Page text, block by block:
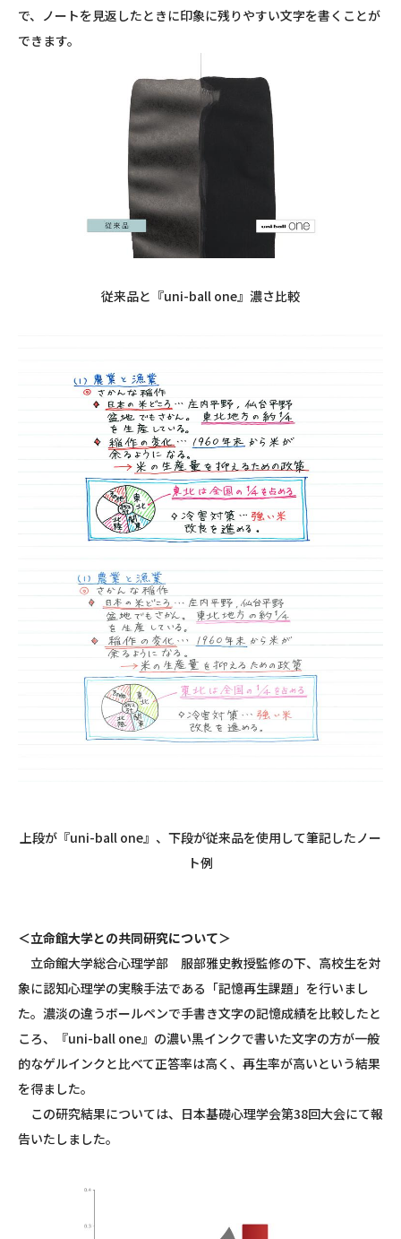
で、ノートを見返したときに印象に残りやすい文字を書くことが
できます。
従来品と『uni-ball one』濃さ比較
上段が『uni-ball one』、下段が従来品を使用して筆記したノー
ト例
＜立命館大学との共同研究について＞
立命館大学総合心理学部 服部雅史教授監修の下、高校生を対
象に認知心理学の実験手法である「記憶再生課題」を行いまし
た。濃淡の違うボールペンで手書き文字の記憶成績を比較したと
ころ、『uni-ball one』の濃い黒インクで書いた文字の方が一般
的なゲルインクと比べて正答率は高く、再生率が高いという結果
を得ました。
この研究結果については、日本基礎心理学会第38回大会にて報
告いたしました。